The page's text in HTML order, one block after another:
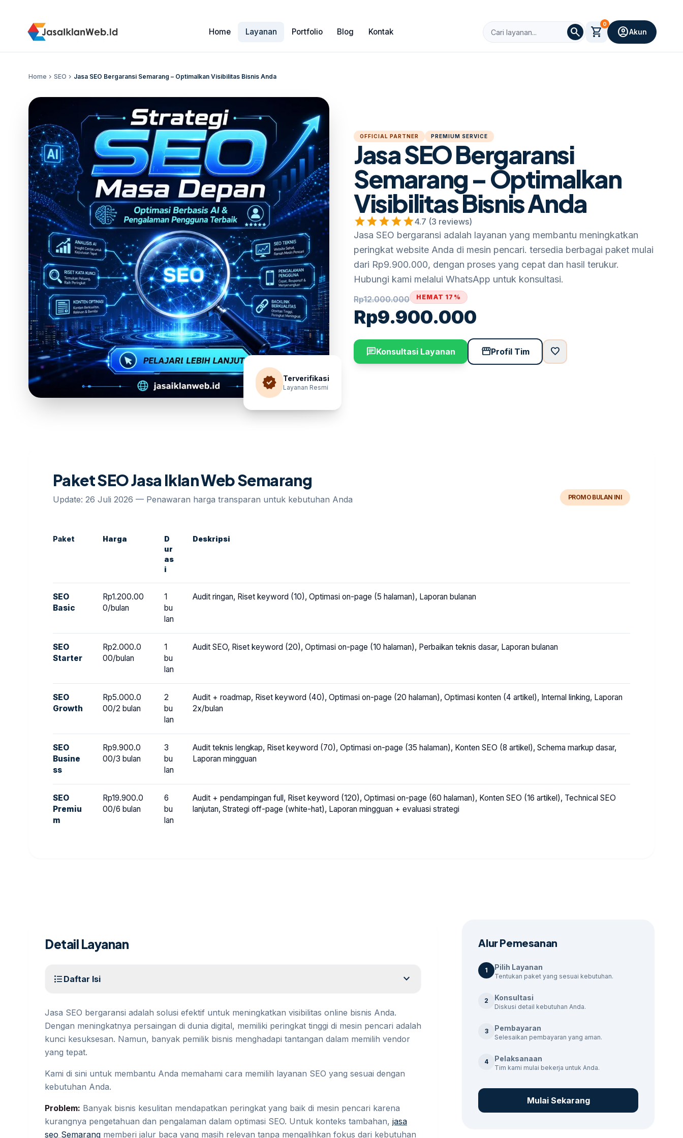
Home Layanan Portfolio Blog Kontak search shopping_cart
0
account_circleAkun
Home chevron_right SEO chevron_right Jasa SEO Bergaransi Semarang – Optimalkan Visibilitas Bisnis Anda
verified Terverifikasi
Layanan Resmi
OFFICIAL PARTNER PREMIUM SERVICE
Jasa SEO Bergaransi
Semarang – Optimalkan
Visibilitas Bisnis Anda
starstarstarstarstar4.7 (3 reviews)
Jasa SEO bergaransi adalah layanan yang membantu meningkatkan
peringkat website Anda di mesin pencari. tersedia berbagai paket mulai
dari Rp9.900.000, dengan proses yang cepat dan hasil terukur.
Hubungi kami melalui WhatsApp untuk konsultasi.
Rp12.000.000
Rp9.900.000
HEMAT 17%
chatKonsultasi Layanan storefrontProfil Tim favorite
Paket SEO Jasa Iklan Web Semarang
Update: 26 Juli 2026 — Penawaran harga transparan untuk kebutuhan Anda PROMO BULAN INI
Paket Harga
D
ur
as
i
Deskripsi
SEO
Basic
Rp1.200.00
0/bulan
1
bu
lan
Audit ringan, Riset keyword (10), Optimasi on-page (5 halaman), Laporan bulanan
SEO
Starter
Rp2.000.0
00/bulan
1
bu
lan
Audit SEO, Riset keyword (20), Optimasi on-page (10 halaman), Perbaikan teknis dasar, Laporan bulanan
SEO
Growth
Rp5.000.0
00/2 bulan
2
bu
lan
Audit + roadmap, Riset keyword (40), Optimasi on-page (20 halaman), Optimasi konten (4 artikel), Internal linking, Laporan
2x/bulan
SEO
Busine
ss
Rp9.900.0
00/3 bulan
3
bu
lan
Audit teknis lengkap, Riset keyword (70), Optimasi on-page (35 halaman), Konten SEO (8 artikel), Schema markup dasar,
Laporan mingguan
SEO
Premiu
m
Rp19.900.0
00/6 bulan
6
bu
lan
Audit + pendampingan full, Riset keyword (120), Optimasi on-page (60 halaman), Konten SEO (16 artikel), Technical SEO
lanjutan, Strategi off-page (white-hat), Laporan mingguan + evaluasi strategi
Detail Layanan
format_list_bulleted Daftar Isi expand_more
Jasa SEO bergaransi adalah solusi efektif untuk meningkatkan visibilitas online bisnis Anda.
Dengan meningkatnya persaingan di dunia digital, memiliki peringkat tinggi di mesin pencari adalah
kunci kesuksesan. Namun, banyak pemilik bisnis menghadapi tantangan dalam memilih vendor
yang tepat.
Kami di sini untuk membantu Anda memahami cara memilih layanan SEO yang sesuai dengan
kebutuhan Anda.
Problem: Banyak bisnis kesulitan mendapatkan peringkat yang baik di mesin pencari karena
kurangnya pengetahuan dan pengalaman dalam optimasi SEO. Untuk konteks tambahan, jasa
seo Semarang memberi jalur baca yang masih relevan tanpa mengalihkan fokus dari kebutuhan
Alur Pemesanan
1 Pilih Layanan
Tentukan paket yang sesuai kebutuhan.
2 Konsultasi
Diskusi detail kebutuhan Anda.
3 Pembayaran
Selesaikan pembayaran yang aman.
4 Pelaksanaan
Tim kami mulai bekerja untuk Anda.
Mulai Sekarang